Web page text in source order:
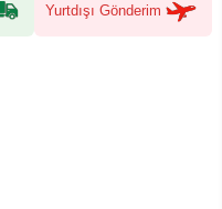
Yurtdışı Gönderim